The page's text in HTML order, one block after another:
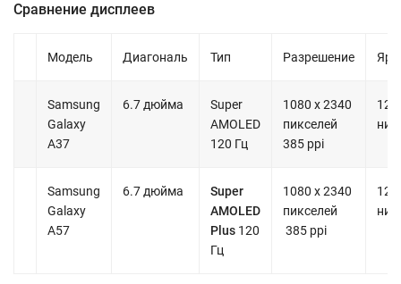
Сравнение дисплеев
Модель Диагональ Тип Разрешение
Samsung
Galaxy
A37
6.7 дюйма
Super
AMOLED
120 Гц
1080 х 2340
пикселей
385 ppi
нит
Samsung
Galaxy
A57
6.7 дюйма
Super
AMOLED
Plus 120
Гц
1080 х 2340
пикселей
385 ppi
нит